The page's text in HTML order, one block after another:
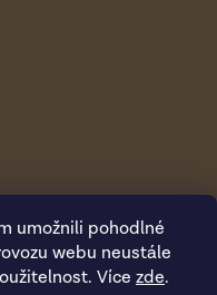
umožnili pohodlné
webu neustále
Více zde.